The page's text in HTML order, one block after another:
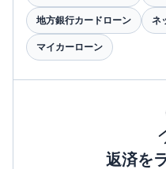
地方銀行カードローン ネ
マイカーローン
返済を